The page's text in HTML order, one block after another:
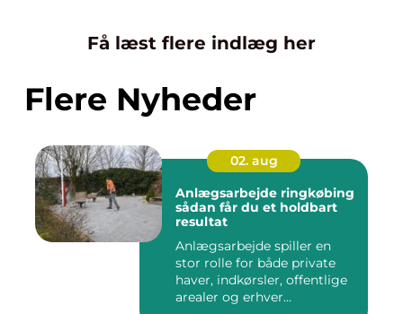
Få læst flere indlæg her
Flere Nyheder
02. aug
Anlægsarbejde ringkøbing
sådan får du et holdbart
resultat
Anlægsarbejde spiller en
stor rolle for både private
haver, indkørsler, offentlige
arealer og erhver...